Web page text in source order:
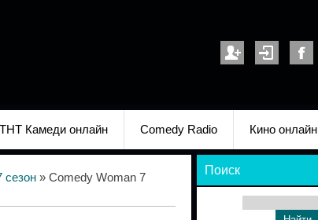
ТНТ Камеди онлайн Comedy Radio Кино онлайн
сезон » Comedy Woman 7
Поиск